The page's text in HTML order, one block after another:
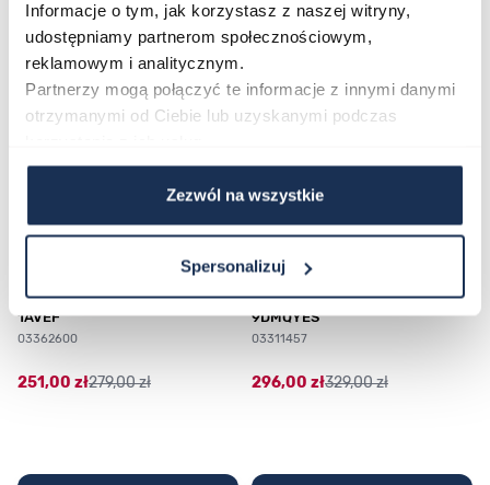
Informacje o tym, jak korzystasz z naszej witryny,
udostępniamy partnerom społecznościowym,
reklamowym i analitycznym.
Partnerzy mogą połączyć te informacje z innymi danymi
otrzymanymi od Ciebie lub uzyskanymi podczas
Zezwól na wszystkie
Spersonalizuj
Poruszanie się po elementach karuzeli jest możliwe za pomocą
Naciśnij, aby pominąć karuzelę
Naciśnij, aby przejść do nawigacji karuzeli
CASIO Sport AE-1200WHD-
1AVEF
03362600
251,00 zł279,00 zł
Casio Sport AQ-230GA-
9DMQYES
03311457
296,00 zł329,00 zł